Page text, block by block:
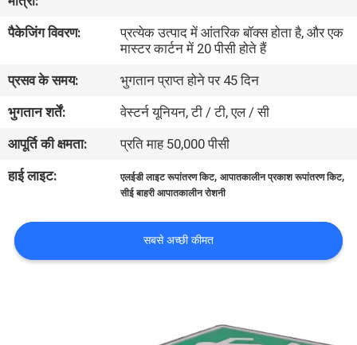
भ्रमण
गुणवत्ता
नियंत्रण
संपर्क
करें
एक
उद्धरण
पैकेजिंग विवरण:
प्रत्येक उत्पाद में आंतरिक बॉक्स होता है, और एक
मास्टर कार्टन में 20 पीसी होते हैं
प्रसव के समय:
भुगतान प्राप्त होने पर 45 दिन
भुगतान शर्तें:
वेस्टर्न यूनियन, टी / टी, एल / सी
आपूर्ति की क्षमता:
प्रति माह 50,000 पीसी
हाई लाइट:
एलईडी लाइट रूपांतरण किट,आपातकालीन प्रकाश रूपांतरण किट,
सीई बाहरी आपातकालीन रोशनी
सबसे अच्छी कीमत